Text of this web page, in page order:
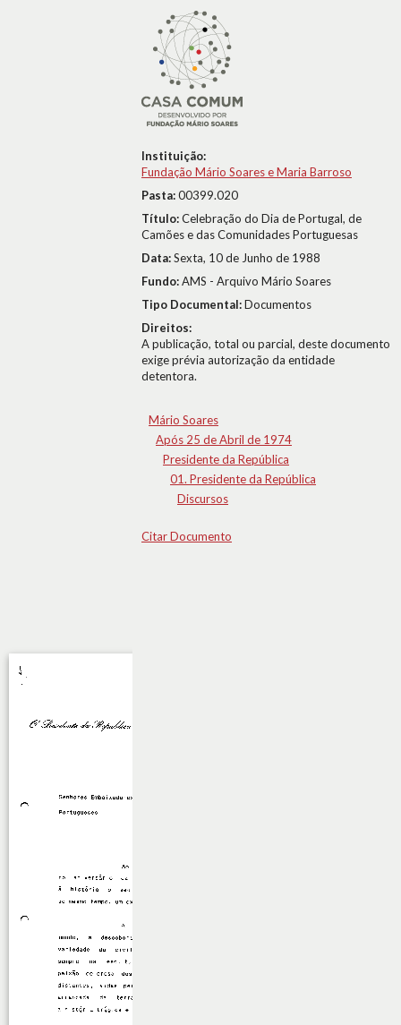
Instituição:
Fundação Mário Soares e Maria Barroso
Pasta:00399.020
Título:Celebração do Dia de Portugal, de
Camões e das Comunidades Portuguesas
Data:Sexta, 10 de Junho de 1988
Fundo:AMS - Arquivo Mário Soares
Tipo Documental:Documentos
Direitos:
A publicação, total ou parcial, deste documento
exige prévia autorização da entidade
detentora.
Mário Soares
Após 25 de Abril de 1974
Presidente da República
01. Presidente da República
Discursos
Citar Documento